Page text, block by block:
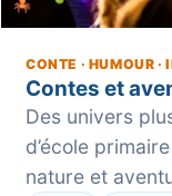
CONTE · HUMOUR
Contes et
Des univers
d’école
nature et